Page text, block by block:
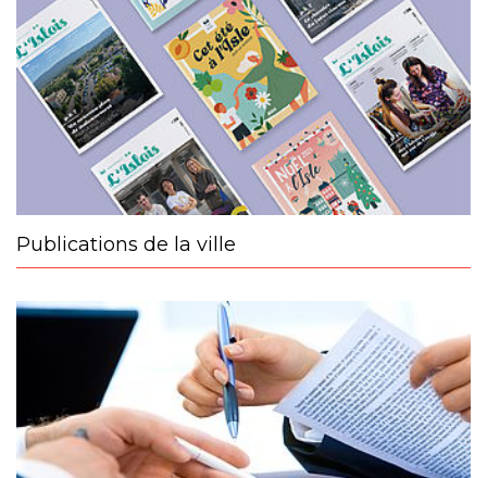
Publications de la ville